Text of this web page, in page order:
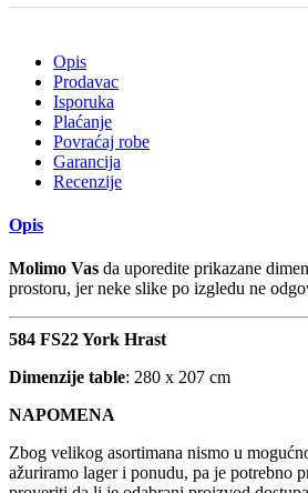
Opis
Prodavac
Isporuka
Plaćanje
Povraćaj robe
Garancija
Recenzije
Opis
Molimo Vas da uporedite prikazane
prostoru, jer neke slike po izgledu ne
584 FS22 York Hrast
Dimenzije table: 280 x 207 cm
NAPOMENA
Zbog velikog asortimana nismo u
ažuriramo lager i ponudu, pa je potrebno